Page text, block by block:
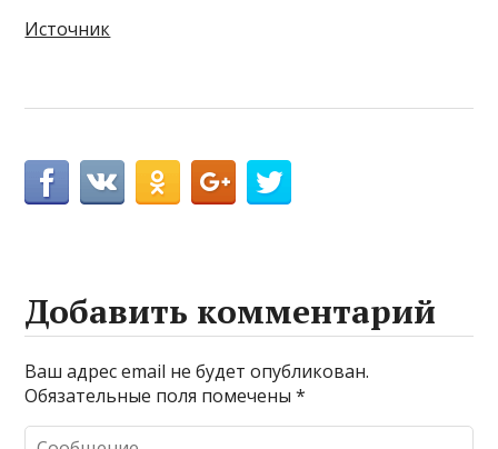
Источник
Добавить комментарий
Ваш адрес email не будет опубликован.
Обязательные поля помечены*